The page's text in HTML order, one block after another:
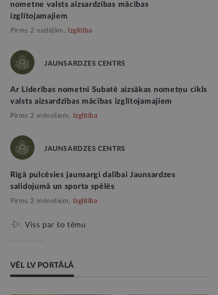
nometne valsts aizsardzības mācības
izglītojamajiem
Pirms 2 nedēļām, Izglītība
JAUNSARDZES CENTRS
Ar Līderības nometni Subatē aizsākas nometņu cikls
valsts aizsardzības mācības izglītojamajiem
Pirms 2 mēnešiem, Izglītība
JAUNSARDZES CENTRS
Rīgā pulcēsies jaunsargi dalībai Jaunsardzes
salidojumā un sporta spēlēs
Pirms 2 mēnešiem, Izglītība
Viss par šo tēmu
VĒL LV PORTĀLĀ